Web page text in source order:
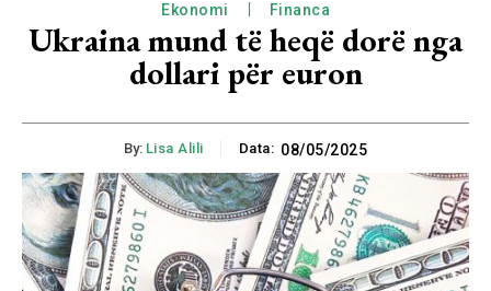
Ekonomi Financa
Ukraina mund të heqë dorë nga
dollari për euron
By: Lisa Alili Data: 08/05/2025